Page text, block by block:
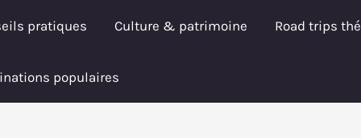
pratiques Culture & patrimoine Road trips
populaires